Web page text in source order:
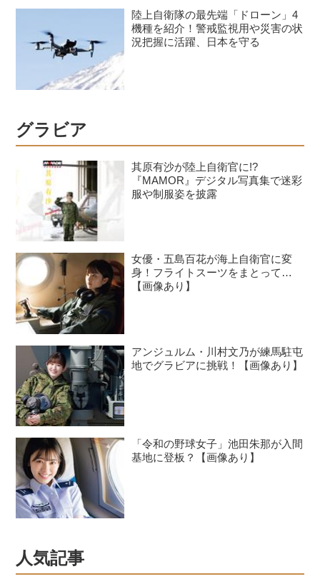
陸上自衛隊の最先端「ドローン」4
機種を紹介！警戒監視用や災害の状
況把握に活躍、日本を守る
グラビア
其原有沙が陸上自衛官に!?
『MAMOR』デジタル写真集で迷彩
服や制服姿を披露
女優・五島百花が海上自衛官に変
身！フライトスーツをまとって…
【画像あり】
アンジュルム・川村文乃が練馬駐屯
地でグラビアに挑戦！【画像あり】
「令和の野球女子」池田朱那が入間
基地に登板？【画像あり】
人気記事